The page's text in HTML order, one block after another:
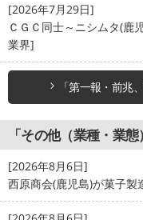
[2026年7月29日]
ＣＧＣ同士～ニシムタ(
業界]
「第一報・前兆
「その他（業種・業
[2026年8月6日]
西原商会(鹿児島)が菓子